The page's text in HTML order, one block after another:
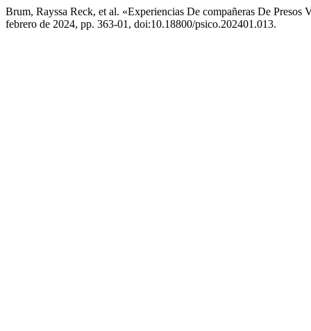
Brum, Rayssa Reck, et al. «Experiencias De compañeras De Presos
febrero de 2024, pp. 363-01, doi:10.18800/psico.202401.013.